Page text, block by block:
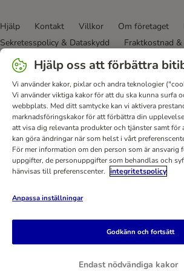
Hjälp Kontakt Villkor Om företaget
Sekretesspolicy & Dataskydd
Fraktkostnad
Betalningssätt
Ångerblankett
bitiba GmbH2026
Hjälp oss att förbättra
Vi använder kakor, pixlar och andra teknologier
Vi använder viktiga kakor för att du ska kunna surfa
webbplats. Med ditt samtycke kan vi aktivera
marknadsföringskakor för att förbättra din
att visa dig relevanta produkter och tjänster samt för
kan göra ändringar när som helst i vårt
För mer information om den person som är ansvarig
uppgifter, de personuppgifter som behandlas och
hänvisas till preferenscenter. integritetspolicy
Anpassa inställningar
Endast nödvändiga
Godkänn och fortsätt